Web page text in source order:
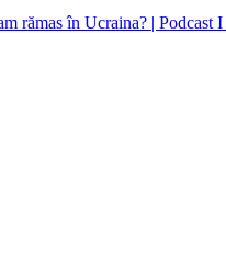
rămas în Ucraina? | Podcast